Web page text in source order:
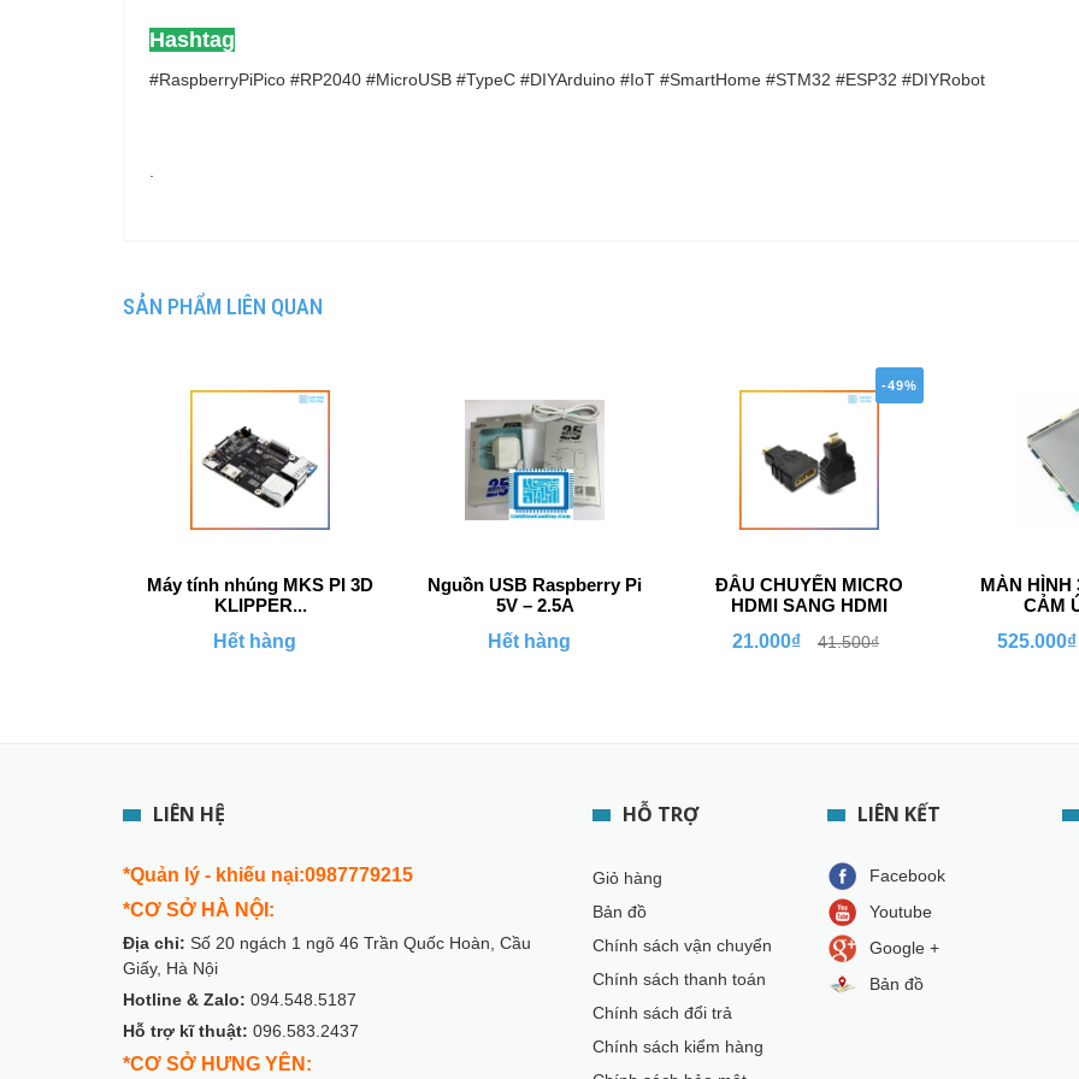
Hashtag
#RaspberryPiPico #RP2040 #MicroUSB #TypeC #DIYArduino #IoT #SmartHome #STM32 #ESP32 #DIYRobot
SẢN PHẨM LIÊN QUAN
Máy tính nhúng MKS PI 3D
KLIPPER...
Hết hàng
Nguồn USB Raspberry Pi
5V – 2.5A
Hết hàng
-49%
ĐẦU CHUYỂN MICRO
HDMI SANG HDMI
21.000₫
41.500₫
MÀN HÌNH
CẢM
525.000₫
LIÊN HỆ
*Quản lý - khiếu nại:0987779215
*CƠ SỞ HÀ NỘI:
Địa chỉ: Số 20 ngách 1 ngõ 46 Trần Quốc Hoàn, Cầu
Giấy, Hà Nội
Hotline & Zalo: 094.548.5187
Hỗ trợ kĩ thuật: 096.583.2437
*CƠ SỞ HƯNG YÊN:
HỖ TRỢ
Giỏ hàng
Bản đồ
Chính sách vận chuyển
Chính sách thanh toán
Chính sách đổi trả
Chính sách kiểm hàng
LIÊN KẾT
Facebook
Youtube
Google +
Bản đồ